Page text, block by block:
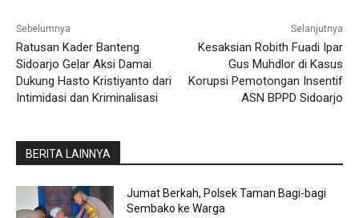
Sebelumnya
Ratusan Kader Banteng
Sidoarjo Gelar Aksi Damai
Dukung Hasto Kristiyanto dari
Intimidasi dan Kriminalisasi
Selanjutnya
Kesaksian Robith Fuadi Ipar
Gus Muhdlor di Kasus
Korupsi Pemotongan Insentif
ASN BPPD Sidoarjo
BERITA LAINNYA
Jumat Berkah, Polsek Taman Bagi-bagi
Sembako ke Warga